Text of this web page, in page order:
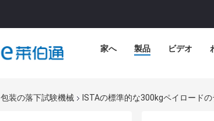
家へ 製品 ビデオ
包装の落下試験機械 ISTAの標準的な300kgペイロード